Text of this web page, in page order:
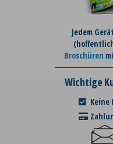
Jedem
Broschüren
Wichtige